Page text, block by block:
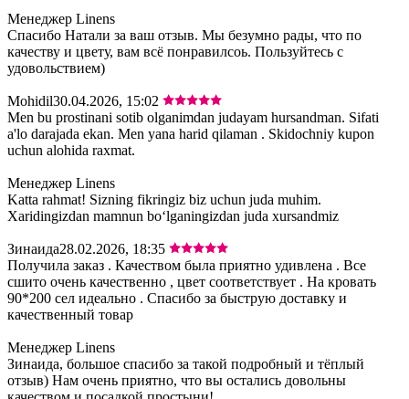
Менеджер Linens
Спасибо Натали за ваш отзыв. Мы безумно рады, что по
качеству и цвету, вам всё понравилсоь. Пользуйтесь с
удовольствием)
Mohidil30.04.2026, 15:02
Men bu prostinani sotib olganimdan judayam hursandman. Sifati
a'lo darajada ekan. Men yana harid qilaman . Skidochniy kupon
uchun alohida raxmat.
Менеджер Linens
Katta rahmat! Sizning fikringiz biz uchun juda muhim.
Xaridingizdan mamnun bo‘lganingizdan juda xursandmiz
Зинаида28.02.2026, 18:35
Получила заказ . Качеством была приятно удивлена . Все
сшито очень качественно , цвет соответствует . На кровать
90*200 сел идеально . Спасибо за быструю доставку и
качественный товар
Менеджер Linens
Зинаида, большое спасибо за такой подробный и тёплый
отзыв) Нам очень приятно, что вы остались довольны